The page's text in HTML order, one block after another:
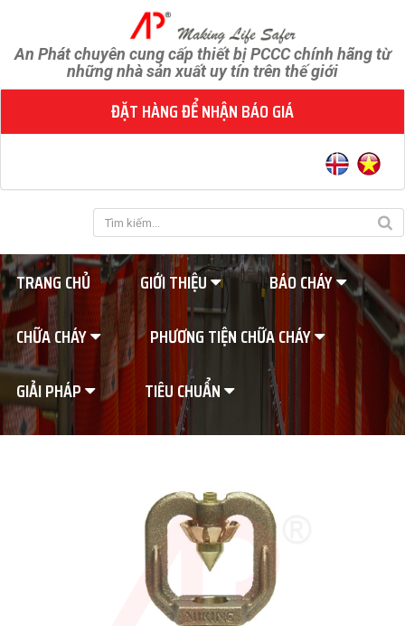
An Phát chuyên cung cấp thiết bị PCCC chính hãng từ
những nhà sản xuất uy tín trên thế giới
ĐẶT HÀNG ĐỂ NHẬN BÁO GIÁ
TRANG CHỦ GIỚI THIỆU
BÁO CHÁY
CHỮA CHÁY
PHƯƠNG TIỆN CHỮA CHÁY
GIẢI PHÁP
TIÊU CHUẨN